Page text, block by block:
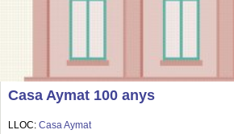
Casa Aymat 100 anys
LLOC: Casa Aymat